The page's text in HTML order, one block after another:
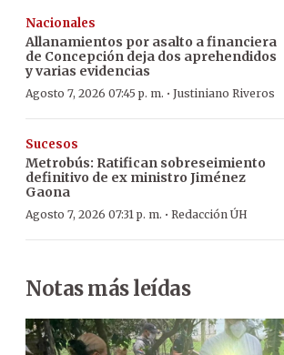
Nacionales
Allanamientos por asalto a financiera
de Concepción deja dos aprehendidos
y varias evidencias
Agosto 7, 2026 07:45 p. m. · Justiniano Riveros
Sucesos
Metrobús: Ratifican sobreseimiento
definitivo de ex ministro Jiménez
Gaona
Agosto 7, 2026 07:31 p. m. · Redacción ÚH
Notas más leídas